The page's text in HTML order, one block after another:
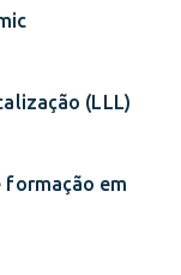
(LLL)
formação em